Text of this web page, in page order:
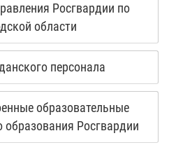
Росгвардии по
области
персонала
образовательные
Росгвардии